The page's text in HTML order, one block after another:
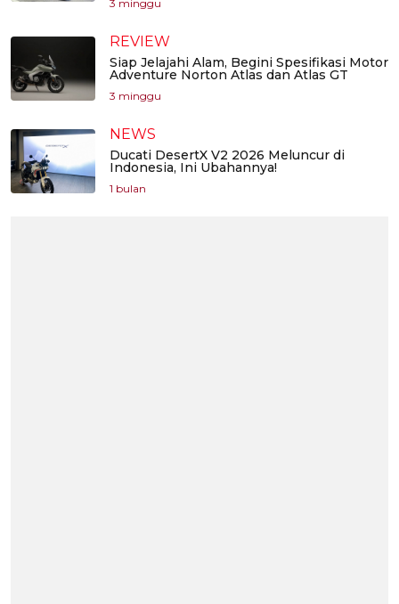
3 minggu
REVIEW
Siap Jelajahi Alam, Begini Spesifikasi Motor
Adventure Norton Atlas dan Atlas GT
3 minggu
NEWS
Ducati DesertX V2 2026 Meluncur di
Indonesia, Ini Ubahannya!
1 bulan